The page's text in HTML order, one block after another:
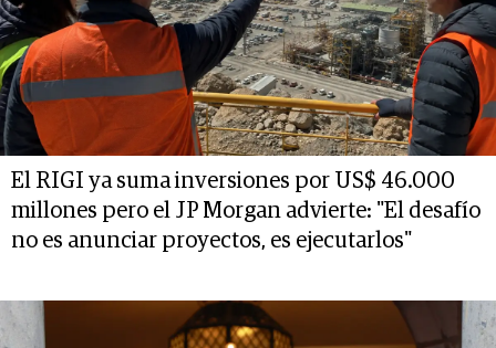
El RIGI ya suma inversiones por US$ 46.000
millones pero el JP Morgan advierte: "El desafío
no es anunciar proyectos, es ejecutarlos"